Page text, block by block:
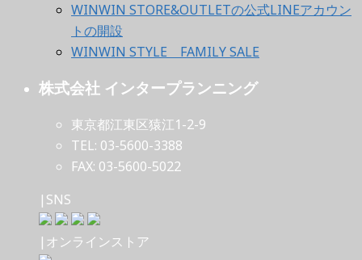
WINWIN STORE&OUTLETの公式LINEアカウン
トの開設
WINWIN STYLE FAMILY SALE
株式会社 インタープランニング
東京都江東区猿江1-2-9
TEL: 03-5600-3388
FAX: 03-5600-5022
|SNS
|オンラインストア